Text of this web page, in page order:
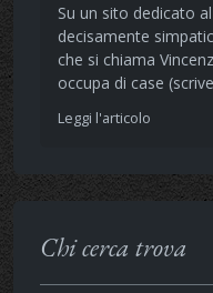
Su un sito dedicato
decisamente
che si chiama
occupa di case
Leggi l'articolo
Chi cerca trova